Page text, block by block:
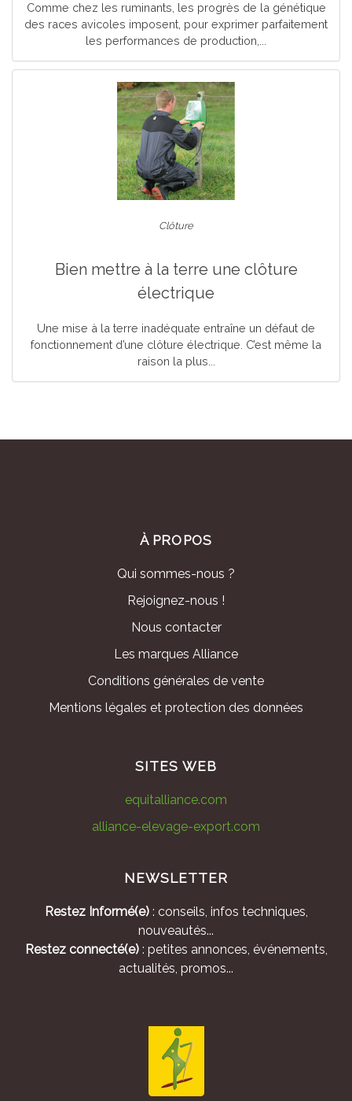
Comme chez les ruminants, les progrès de la génétique
des races avicoles imposent, pour exprimer parfaitement
les performances de production,...
Clôture
Bien mettre à la terre une clôture
électrique
Une mise à la terre inadéquate entraîne un défaut de
fonctionnement d’une clôture électrique. C’est même la
raison la plus...
À PROPOS
Qui sommes-nous ?
Rejoignez-nous !
Nous contacter
Les marques Alliance
Conditions générales de vente
Mentions légales et protection des données
SITES WEB
equitalliance.com
alliance-elevage-export.com
NEWSLETTER
Restez Informé(e): conseils, infos techniques,
nouveautés...
Restez connecté(e): petites annonces, événements,
actualités, promos...